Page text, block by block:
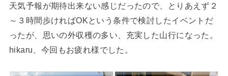
天気予報が期待出来ない感じだったので、とりあえず２
～３時間歩ければOKという条件で検討したイベントだ
ったが、思いの外収穫の多い、充実した山行になった。
hikaru、今回もお疲れ様でした。